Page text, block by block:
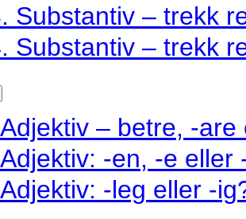
Substantiv – trekk
Substantiv – trekk
– betre, -are
-en, -e eller
-leg eller -